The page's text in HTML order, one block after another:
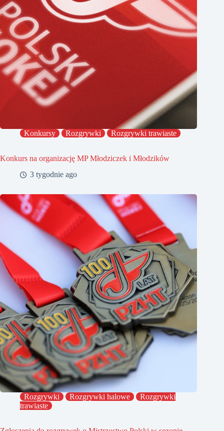
Konkursy Rozgrywki Rozgrywki trawiaste
Konkurs na organizację MP Młodziczek i Młodzików
3 tygodnie ago
Rozgrywki Rozgrywki halowe
Rozgrywki
trawiaste